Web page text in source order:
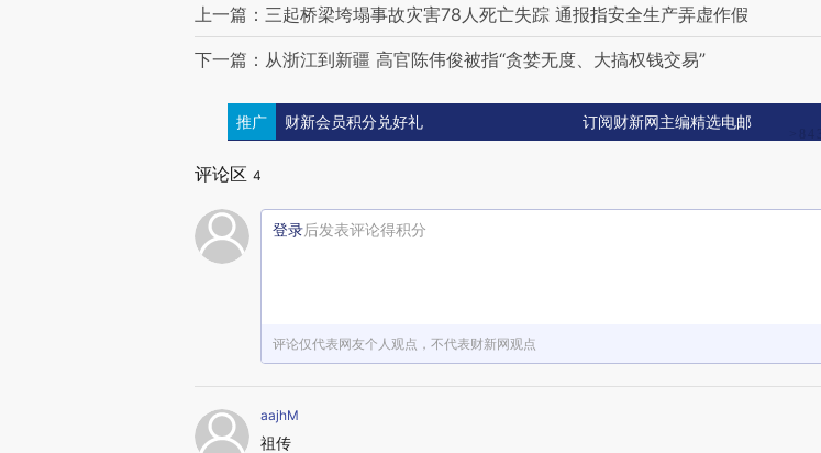
上一篇：三起桥梁垮塌事故灾害78人死亡失踪 通报指安全生产弄虚作假
下一篇：从浙江到新疆 高官陈伟俊被指“贪婪无度、大搞权钱交易”
推广 财新会员积分兑好礼 订阅财新网主编精选电邮
评论区 4
登录后发表评论得积分
评论仅代表网友个人观点，不代表财新网观点
aajhM
祖传